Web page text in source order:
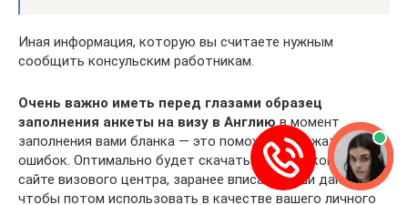
Иная информация, которую вы считаете нужным
сообщить консульским работникам.
Очень важно иметь перед глазами образец
заполнения анкеты на визу в Англиюв момент
заполнения вами бланка — это поможет избежать ряда
ошибок. Оптимально будет скачать его на каком-либо
сайте визового центра, заранее вписать ваши данные,
чтобы потом использовать в качестве вашего личного